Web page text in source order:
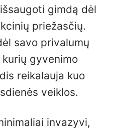
gimdą dėl
priežasčių.
savo privalumų
gyvenimo
reikalauja kuo
veiklos.
invazyvi,